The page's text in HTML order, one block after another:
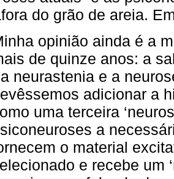
do grão de areia.
opinião ainda é a
de quinze anos: a
neurastenia e a
adicionar a
uma terceira
a
o material
e recebe um